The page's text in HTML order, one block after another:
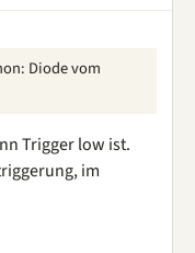
Diode vom
Trigger low ist.
im